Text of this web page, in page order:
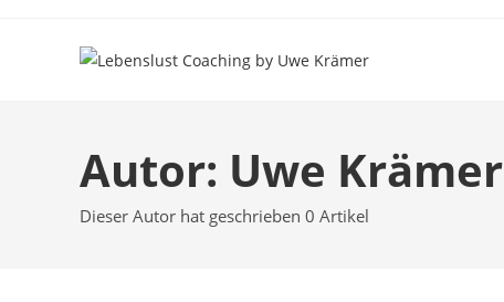
Autor: Uwe Krämer
Dieser Autor hat geschrieben 0 Artikel